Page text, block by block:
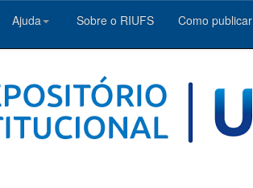
Ajuda Sobre o RIUFS Como publicar